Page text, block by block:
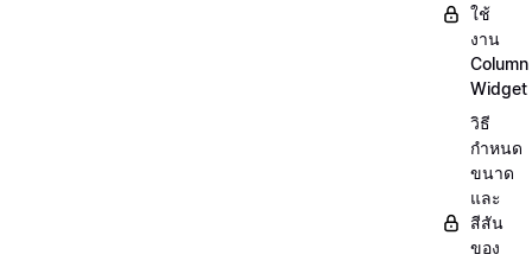
ใช้
งาน
Column
Widget
วิธี
กำหนด
ขนาด
และ
สีสัน
ของ